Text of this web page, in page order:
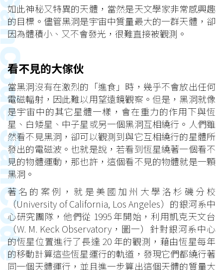
如此神秘又特異的天體，當然是天文學家非常感興趣
的目標。儘管黑洞是宇宙中質量最大的一群天體，卻
因為體積小、又不會發光，很難直接被觀測。
看不見的大傢伙
當黑洞沒有在激烈的「進食」時，幾乎不會放出任何
電磁輻射，因此難以用望遠鏡觀察。但是，黑洞就像
是宇宙中的其它星體一樣，會在重力的作用下與恆
星、白矮星、中子星或另一個黑洞互相繞行。人們雖
然看不見黑洞，卻可以觀測到與它互相繞行的星體所
發出的電磁波。也就是說，若看到恆星繞著一個看不
見的物體運動，那也許，這個看不見的物體就是一顆
黑洞。
著名的案例，就是美國加州大學洛杉磯分校
（University of California, Los Angeles）的銀河系中
心研究團隊，他們從 1995 年開始，利用凱克天文台
（W. M. Keck Observatory，圖一）針對銀河系中心
的恆星位置進行了長達 20 年的觀測，藉由恆星每年
的移動計算這些恆星運行的軌道，發現它們都繞行著
同一個天體運行，並且進一步算出這個天體的質量大